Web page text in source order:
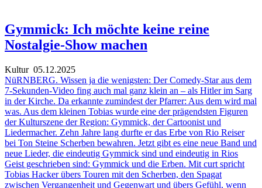
Gymmick: Ich möchte keine reine
Nostalgie-Show machen
Kultur05.12.2025
NüRNBERG. Wissen ja die wenigsten: Der Comedy-Star aus dem
7-Sekunden-Video fing auch mal ganz klein an – als Hitler im Sarg
in der Kirche. Da erkannte zumindest der Pfarrer: Aus dem wird mal
was. Aus dem kleinen Tobias wurde eine der prägendsten Figuren
der Kulturszene der Region: Gymmick, der Cartoonist und
Liedermacher. Zehn Jahre lang durfte er das Erbe von Rio Reiser
bei Ton Steine Scherben bewahren. Jetzt gibt es eine neue Band und
neue Lieder, die eindeutig Gymmick sind und eindeutig in Rios
Geist geschrieben sind: Gymmick und die Erben. Mit curt spricht
Tobias Hacker übers Touren mit den Scherben, den Spagat
zwischen Vergangenheit und Gegenwart und übers Gefühl, wenn